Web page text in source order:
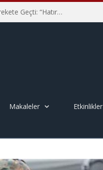
Hiroşima’nın 81. Yılında İtalyan Savaş Karşıtları Harekete Geçti: “Hatırlamak yeterli değil”
Makaleler Etkinlikler